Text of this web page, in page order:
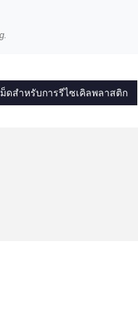
ม็ดสําหรับการรีไซเคิลพลาสติก